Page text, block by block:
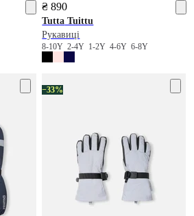
₴ 890
Tutta Tuittu
Рукавиці
8-10Y2-4Y 1-2Y4-6Y6-8Y
−33%